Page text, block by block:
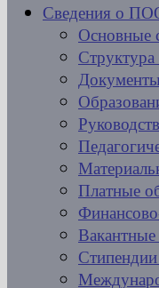
Сведения о
Основные
Документы
Платные